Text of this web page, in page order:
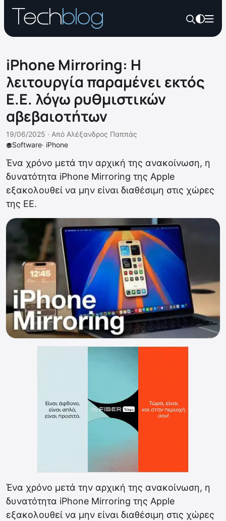
iPhone Mirroring: Η
λειτουργία παραμένει εκτός
Ε.Ε. λόγω ρυθμιστικών
αβεβαιοτήτων
Software· iPhone
19/06/2025 · Από Αλέξανδρος Παππάς
Ένα χρόνο μετά την αρχική της ανακοίνωση, η
δυνατότητα iPhone Mirroring της Apple
εξακολουθεί να μην είναι διαθέσιμη στις χώρες
της ΕΕ.
Ένα χρόνο μετά την αρχική της ανακοίνωση, η
δυνατότητα iPhone Mirroring της Apple
εξακολουθεί να μην είναι διαθέσιμη στις χώρες